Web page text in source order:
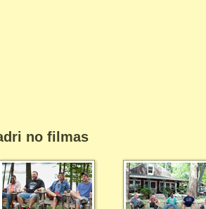
no filmas